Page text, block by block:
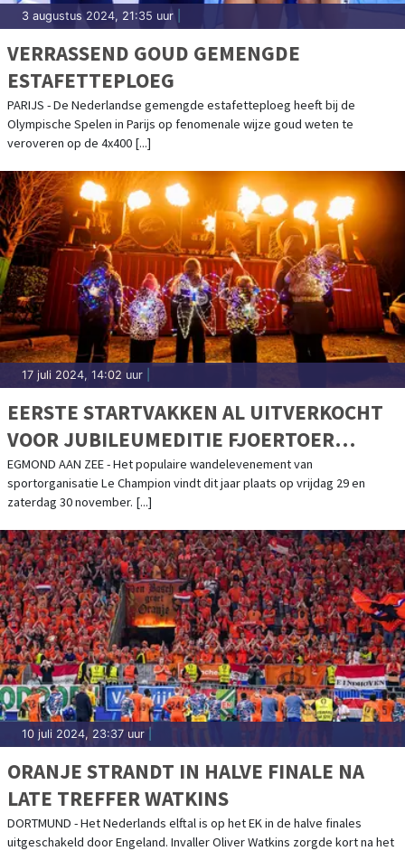
3 augustus 2024, 21:35 uur
VERRASSEND GOUD GEMENGDE
ESTAFETTEPLOEG
PARIJS - De Nederlandse gemengde estafetteploeg heeft bij de
Olympische Spelen in Parijs op fenomenale wijze goud weten te
veroveren op de 4x400 [...]
17 juli 2024, 14:02 uur
EERSTE STARTVAKKEN AL UITVERKOCHT
VOOR JUBILEUMEDITIE FJOERTOER
EGMOND
EGMOND AAN ZEE - Het populaire wandelevenement van
sportorganisatie Le Champion vindt dit jaar plaats op vrijdag 29 en
zaterdag 30 november. [...]
10 juli 2024, 23:37 uur
ORANJE STRANDT IN HALVE FINALE NA
LATE TREFFER WATKINS
DORTMUND - Het Nederlands elftal is op het EK in de halve finales
uitgeschakeld door Engeland. Invaller Oliver Watkins zorgde kort na het